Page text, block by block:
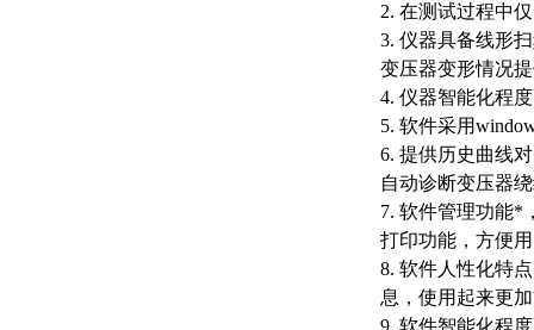
2. 在测试过程中
3. 仪器具备线形
变压器变形情况
4. 仪器智能化程
5. 软件采用
6. 提供历史曲线
自动诊断变压器
7. 软件管理功能*
打印功能，方便
8. 软件人性化特
息，使用起来更
9. 软件智能化程